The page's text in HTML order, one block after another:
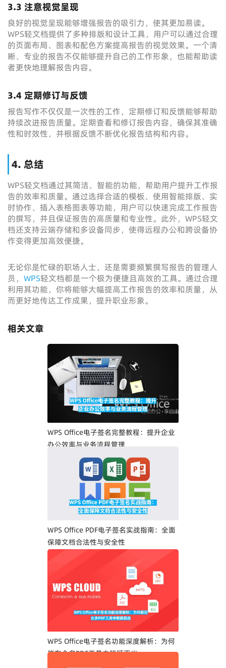
3.3 注意视觉呈现
良好的视觉呈现能够增强报告的吸引力，使其更加易读。
WPS轻文档提供了多种排版和设计工具，用户可以通过合理
的页面布局、图表和配色方案提高报告的视觉效果。一个清
晰、专业的报告不仅能够提升自己的工作形象，也能帮助读
者更快地理解报告内容。
3.4 定期修订与反馈
报告写作不仅仅是一次性的工作，定期修订和反馈能够帮助
持续改进报告质量。定期查看和修订报告内容，确保其准确
性和时效性，并根据反馈不断优化报告结构和内容。
4. 总结
WPS轻文档通过其简洁、智能的功能，帮助用户提升工作报
告的效率和质量。通过选择合适的模板、使用智能排版、实
时协作、插入表格图表等功能，用户可以快速完成工作报告
的撰写，并且保证报告的高质量和专业性。此外，WPS轻文
档还支持云端存储和多设备同步，使得远程办公和跨设备协
作变得更加高效便捷。
无论你是忙碌的职场人士，还是需要频繁撰写报告的管理人
员， WPS轻文档都是一个极为便捷且高效的工具。通过合理
利用其功能，你将能够大幅提高工作报告的效率和质量，从
而更好地传达工作成果，提升职业形象。
相关文章
WPS Office电子签名完整教程：提升企业
办公效率与业务流程管理
WPS Office PDF电子签名实战指南：全面
保障文档合法性与安全性
WPS Office电子签名功能深度解析：为何
能在众多PDF工具中脱颖而出